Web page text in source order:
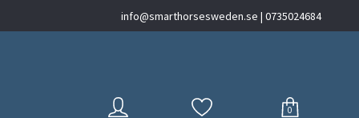
info@smarthorsesweden.se | 0735024684
0